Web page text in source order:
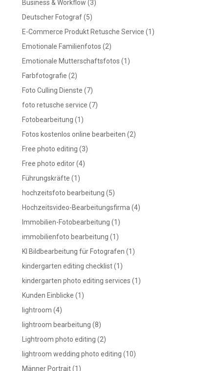
Business & Workflow (3)
Deutscher Fotograf(5)
E-Commerce Produkt Retusche Service (1)
Emotionale Familienfotos (2)
Emotionale Mutterschaftsfotos (1)
Farbfotografie (2)
Foto Culling Dienste (7)
foto retusche service (7)
Fotobearbeitung (1)
Fotos kostenlos online bearbeiten (2)
Free photo editing (3)
Free photo editor(4)
Führungskräfte (1)
hochzeitsfoto bearbeitung (5)
Hochzeitsvideo-Bearbeitungsfirma (4)
Immobilien-Fotobearbeitung (1)
immobilienfoto bearbeitung (1)
KI Bildbearbeitung für Fotografen (1)
kindergarten editing checklist(1)
kindergarten photo editing services (1)
Kunden Einblicke (1)
lightroom (4)
lightroom bearbeitung (8)
Lightroom photo editing (2)
lightroom wedding photo editing (10)
Männer Portrait(1)